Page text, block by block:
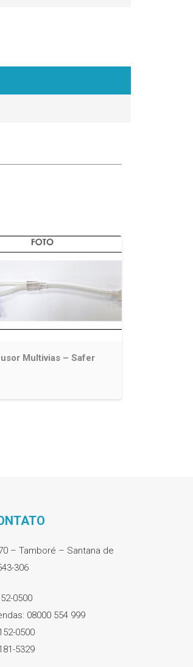
Multivias – Safer
– Tamboré – Santana de
306
0500
08000 554 999
0500
5329